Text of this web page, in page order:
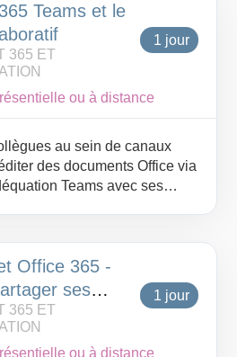
Teams et le
365 ET
1 jour
ou à distance
au sein de canaux
des documents Office via
Teams avec ses
Office 365 -
ses
365 ET
1 jour
ou à distance